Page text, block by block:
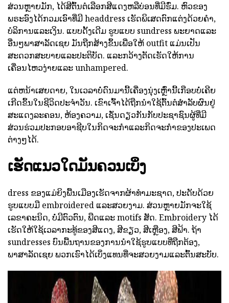
ສ່ວນຫຼາຍມັກ, ໄດ້ສີຕົ້ນຕໍເລືອກສີແດງຫລືບ່ອນທີ່ມີຮົ່ມ. ຫົວຂອງ
ພຣະອົງໄດ້ກວມເອົາທີ່ມີ headdress ເຮັດພິເສດຕົກແຕ່ງດ້ວຍຄໍາ,
ບໍລິການແລະເງິນ. ແບບດັ້ງເດີມ ຮູບແບບ sundress ພະຍາດແລະ
ອື່ນໆພາສາລັດເຊຍ ມັນຖືກສ້າງຂຶ້ນເພື່ອໃຫ້ outfit ແມ່ນເປັນ
ສະດວກສະບາຍແລະປະຕິບັດ. ແລະກວ້າງຕັດເຮັດໃຫ້ການ
ເຄື່ອນໄຫວງ່າຍແລະ unhampered.
ແຕ່ຫນ້າເສຍດາຍ, ໃນເວລາບໍ່ດົນມານີ້ເຄື່ອງນຸ່ງເຫຼົ່ານີ້ເກືອບບໍ່ເຄີຍ
ເກີດຂຶ້ນໃນຊີວິດປະຈໍາວັນ. ເຂົາເຈົ້າໄດ້ຖືກນໍາໃຊ້ຕົ້ນຕໍສໍາລັບຜົນຢູ່
ສະແດງລະຄອນ, ຫ້ອງຄວາມ, ເຊັ່ນດຽວກັນກັບປະຊາຊົນຜູ້ທີ່ມີ
ສ່ວນຮ່ວມປະກອບອາຊີບໃນກິດຈະກໍາແລະກິດຈະກໍາຂອງປະເພດ
ຕ່າງໆໄດ້.
ເຮັດແນວໃດມັນຄວນເບິ່ງ
dress ຂອງແມ່ຍິງພື້ນເມືອງເຮັດຈາກຜ້າທໍາມະຊາດ, ປະດັບດ້ວຍ
ຮູບແບບມື embroidered ແລະສວຍງາມ. ສ່ວນຫຼາຍມັກຈະໃຊ້
ເລຂາຄະນິດ, ບໍ່ມີຕົວຕົນ, ພືດແລະ motifs ສັດ. Embroidery ໄດ້
ເຮັດໃຫ້ໃຊ້ເວລາກະທູ້ຂອງສີແດງ, ສີຂຽວ, ສີເຫຼືອງ, ສີຟ້າ. ຖ້າ
sundresses ບົນພື້ນຖານຂອງການນໍາໃຊ້ຮູບແບບທີ່ຖືກຕ້ອງ,
ພາສາລັດເຊຍ ພວກເຮົາໄດ້ເບິ່ງແທນທີ່ຈະສວຍງາມແລະຕົ້ນສະບັບ.